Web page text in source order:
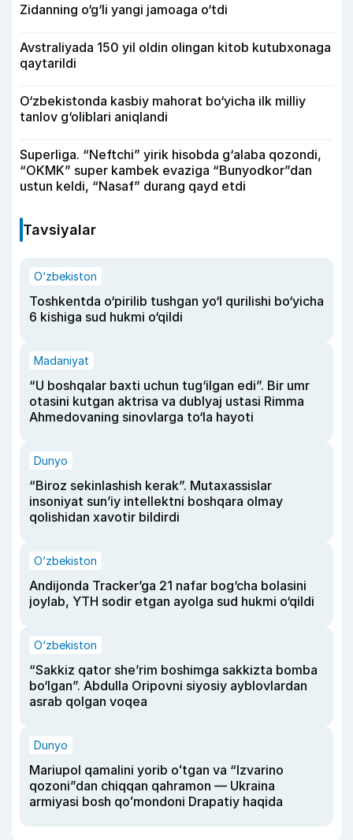
Zidanning o‘g‘li yangi jamoaga o‘tdi
Avstraliyada 150 yil oldin olingan kitob kutubxonaga
qaytarildi
O‘zbekistonda kasbiy mahorat bo‘yicha ilk milliy
tanlov g‘oliblari aniqlandi
Superliga. “Neftchi” yirik hisobda g‘alaba qozondi,
“OKMK” super kambek evaziga “Bunyodkor”dan
ustun keldi, “Nasaf” durang qayd etdi
Tavsiyalar
O‘zbekiston
Toshkentda o‘pirilib tushgan yo‘l qurilishi bo‘yicha
6 kishiga sud hukmi o‘qildi
Madaniyat
“U boshqalar baxti uchun tug‘ilgan edi”. Bir umr
otasini kutgan aktrisa va dublyaj ustasi Rimma
Ahmedovaning sinovlarga to‘la hayoti
Dunyo
“Biroz sekinlashish kerak”. Mutaxassislar
insoniyat sun’iy intellektni boshqara olmay
qolishidan xavotir bildirdi
O‘zbekiston
Andijonda Tracker’ga 21 nafar bog‘cha bolasini
joylab, YTH sodir etgan ayolga sud hukmi o‘qildi
O‘zbekiston
“Sakkiz qator she’rim boshimga sakkizta bomba
bo‘lgan”. Abdulla Oripovni siyosiy ayblovlardan
asrab qolgan voqea
Dunyo
Mariupol qamalini yorib oʻtgan va “Izvarino
qozoni”dan chiqqan qahramon — Ukraina
armiyasi bosh qoʻmondoni Drapatiy haqida